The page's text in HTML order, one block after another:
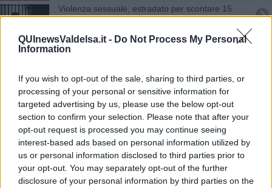
QUInewsValdelsa.it - Do Not Process My Personal
Information
If you wish to opt-out of the sale, sharing to third parties, or
processing of your personal or sensitive information for
targeted advertising by us, please use the below opt-out
section to confirm your selection. Please note that after your
opt-out request is processed you may continue seeing
interest-based ads based on personal information utilized by
us or personal information disclosed to third parties prior to
your opt-out. You may separately opt-out of the further
disclosure of your personal information by third parties on the
Violenza sessuale, estradato per scontare 15
anni
L'arte di Lippo d'Andrea vola a Lisbona
Boom di turisti per il ponte di Pasqua
Marco Baliani in scena al Politeama
Caccia, respinto l'appello contro il calendario
toscano
Navigare sul sito del turismo toscano è ancora più
facile